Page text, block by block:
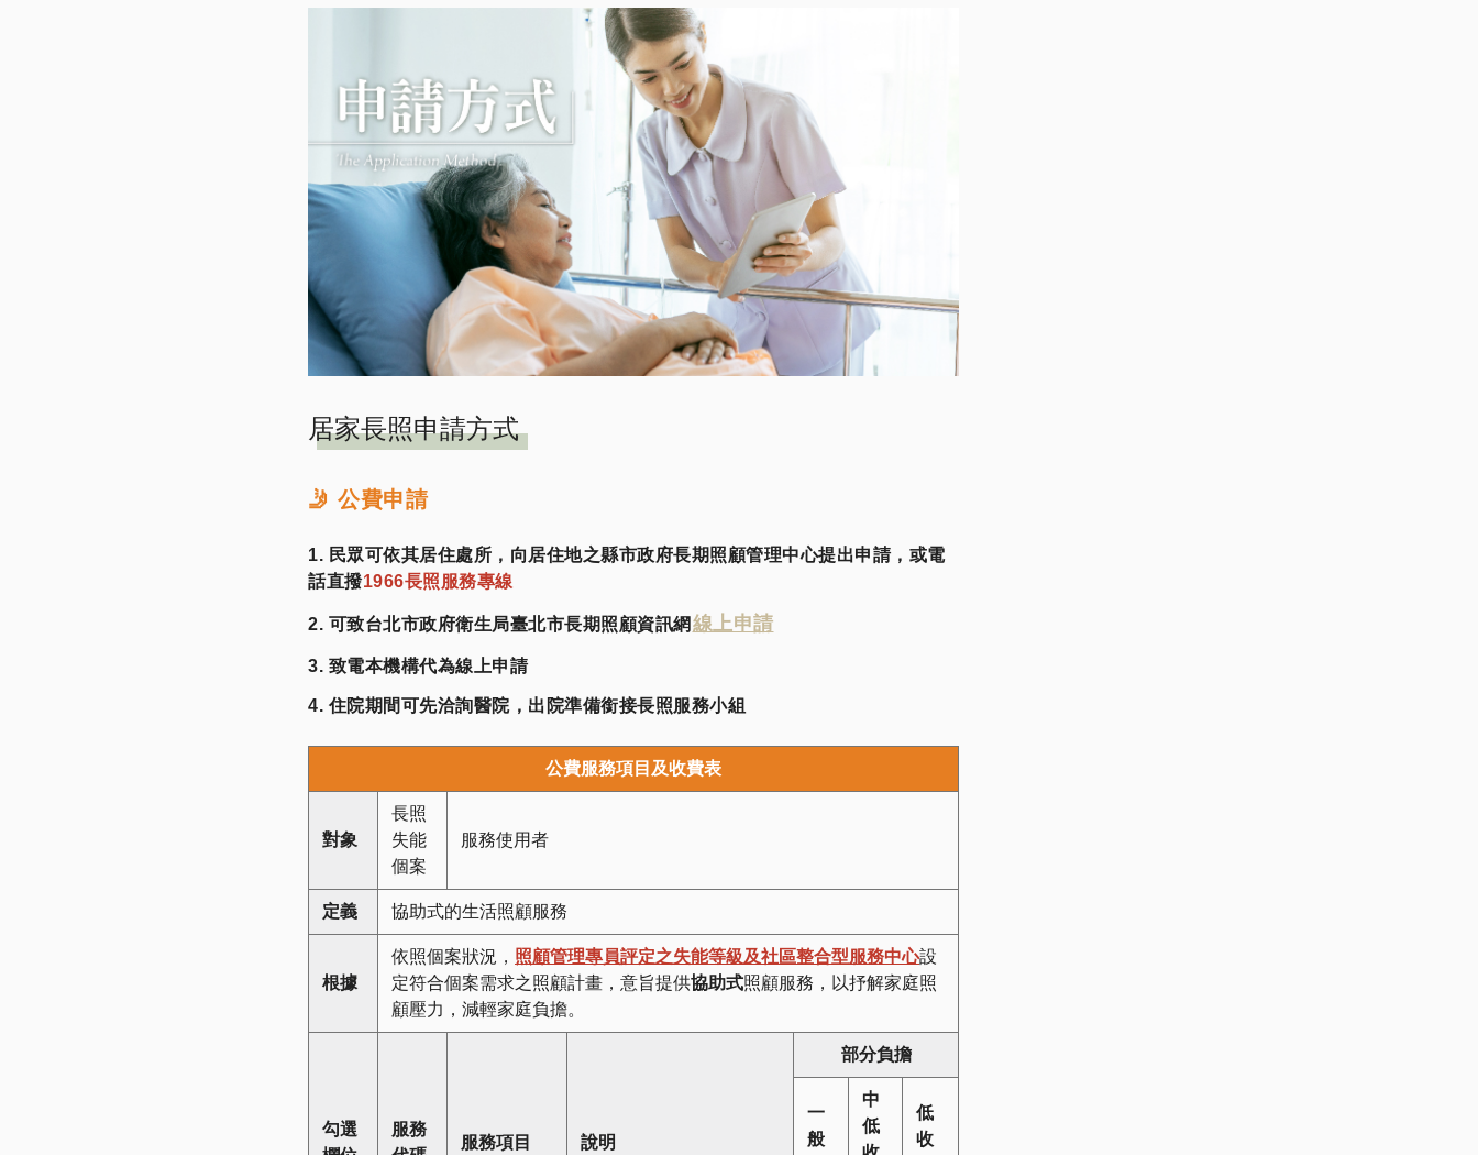
居家長照申請方式
🤳 公費申請
1. 民眾可依其居住處所，向居住地之縣市政府長期照顧管理中心提出申請，或電
話直撥1966長照服務專線
2. 可致台北市政府衛生局臺北市長期照顧資訊網 線上申請
3. 致電本機構代為線上申請
4. 住院期間可先洽詢醫院，出院準備銜接長照服務小組
公費服務項目及收費表
對象
長照
失能
個案
服務使用者
定義 協助式的生活照顧服務
根據
依照個案狀況， 照顧管理專員評定之失能等級及社區整合型服務中心設
定符合個案需求之照顧計畫，意旨提供協助式照顧服務，以抒解家庭照
顧壓力，減輕家庭負擔。
勾選
服務
服務項目 說明
部分負擔
一
般
中
低
低
收